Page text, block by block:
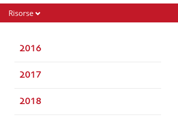
Risorse
2016
2017
2018